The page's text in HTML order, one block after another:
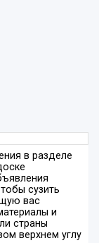
в разделе
сузить
вас
и
страны
верхнем углу